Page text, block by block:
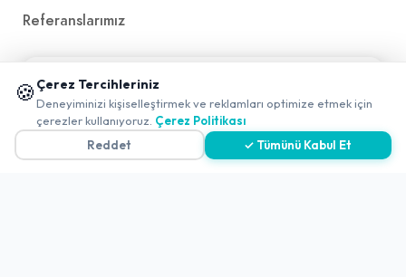
Referanslarımız
İletişim
E-Postailetisim@yakalamac.com.tr
Dokuz Eylül Üniversitesi Teknoparkı Adatepe Mah.
Doğuş Cad. No:207 Z İç Kapı No:1 Buca/İzmir
🍪 Çerez Tercihleriniz
Deneyiminizi kişiselleştirmek ve reklamları optimize etmek için
çerezler kullanıyoruz. Çerez Politikası
Reddet
✓ Tümünü Kabul Et
📱 Mobil uygulamamızı keşfedin!
✖